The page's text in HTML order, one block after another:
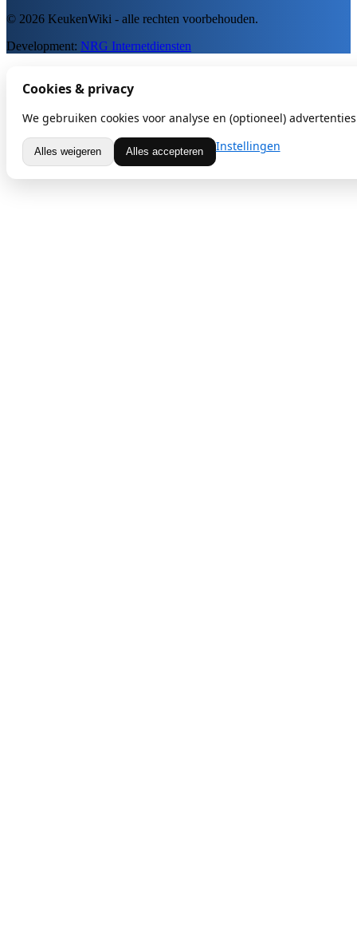
© 2026 KeukenWiki - alle rechten voorbehouden.
Development: NRG Internetdiensten
Cookies & privacy
We gebruiken cookies voor analyse en (optioneel)
Alles weigeren Alles accepteren Instellingen